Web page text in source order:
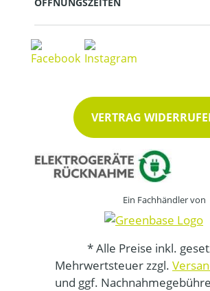
VERTRAG
Ein Fachhändler von
* Alle Preise inkl.
Mehrwertsteuer zzgl.
und ggf.